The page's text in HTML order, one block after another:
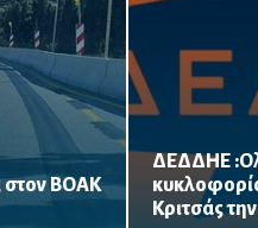
στον ΒΟΑΚ
το τμήμα
ύψος της
ΔΕΔΔΗΕ
Κριτσάς
Τρεις